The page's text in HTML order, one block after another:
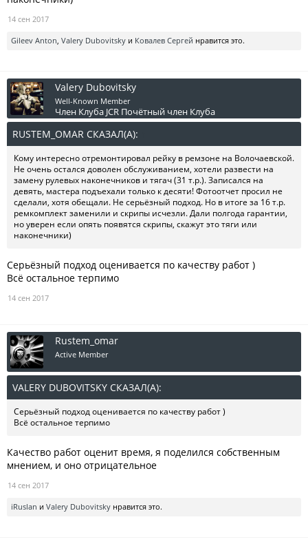
14 сен 2017
Gileev Anton, Valery Dubovitsky и Ковалев Сергей нравится это.
Valery Dubovitsky
Well-Known Member
Член Клуба JCR Почётный член Клуба
RUSTEM_OMAR СКАЗАЛ(А):
Кому интересно отремонтировал рейку в ремзоне на Волочаевской.
Не очень остался доволен обслуживанием, хотели развести на
замену рулевых наконечников и тягач (31 т.р.). Записался на
девять, мастера подъехали только к десяти! Фотоотчет просил не
сделали, хотя обещали. Не серьёзный подход. Но в итоге за 16 т.р.
ремкомплект заменили и скрипы исчезли. Дали полгода гарантии,
но уверен если опять появятся скрипы, скажут это тяги или
наконечники)
Серьёзный подход оценивается по качеству работ )
Всё остальное терпимо
14 сен 2017
Rustem_omar
Active Member
VALERY DUBOVITSKY СКАЗАЛ(А):
Серьёзный подход оценивается по качеству работ )
Всё остальное терпимо
Качество работ оценит время, я поделился собственным
мнением, и оно отрицательное
14 сен 2017
iRuslan и Valery Dubovitsky нравится это.